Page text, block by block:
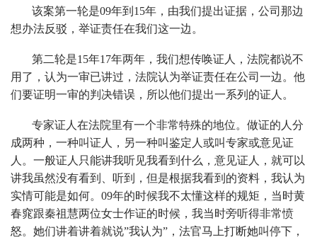
该案第一轮是09年到15年，由我们提出证据，公司那边
想办法反驳，举证责任在我们这一边。
第二轮是15年17年两年，我们想传唤证人，法院都说不
用了，认为一审已讲过，法院认为举证责任在公司一边。他
们要证明一审的判决错误，所以他们提出一系列的证人。
专家证人在法院里有一个非常特殊的地位。做证的人分
成两种，一种叫证人，另一种叫鉴定人或叫专家或意见证
人。一般证人只能讲我听见我看到什么，意见证人，就可以
讲我虽然没有看到、听到，但是根据我看到的资料，我认为
实情可能是如何。09年的时候我不太懂这样的规矩，当时黄
春窕跟秦祖慧两位女士作证的时候，我当时旁听得非常愤
怒。她们讲着讲着就说”我认为”，法官马上打断她叫停下，